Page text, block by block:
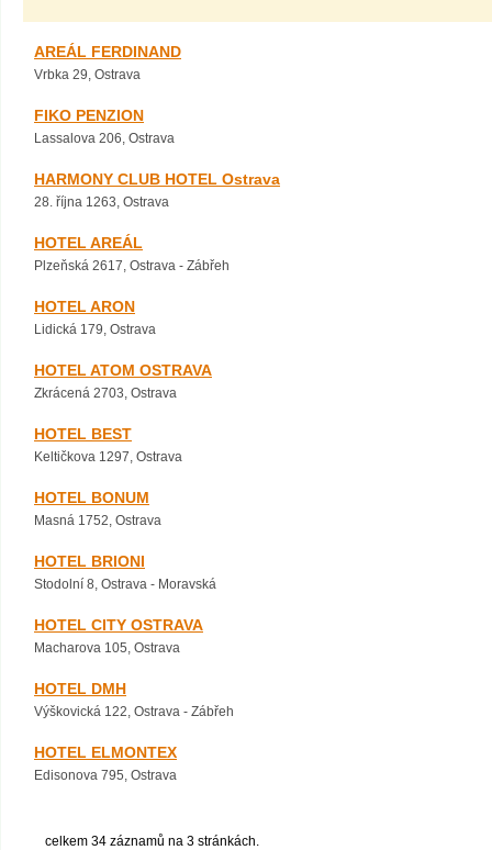
AREÁL FERDINAND
Vrbka 29, Ostrava
FIKO PENZION
Lassalova 206, Ostrava
HARMONY CLUB HOTEL Ostrava
28. října 1263, Ostrava
HOTEL AREÁL
Plzeňská 2617, Ostrava - Zábřeh
HOTEL ARON
Lidická 179, Ostrava
HOTEL ATOM OSTRAVA
Zkrácená 2703, Ostrava
HOTEL BEST
Keltičkova 1297, Ostrava
HOTEL BONUM
Masná 1752, Ostrava
HOTEL BRIONI
Stodolní 8, Ostrava - Moravská
HOTEL CITY OSTRAVA
Macharova 105, Ostrava
HOTEL DMH
Výškovická 122, Ostrava - Zábřeh
HOTEL ELMONTEX
Edisonova 795, Ostrava
celkem 34 záznamů na 3 stránkách.